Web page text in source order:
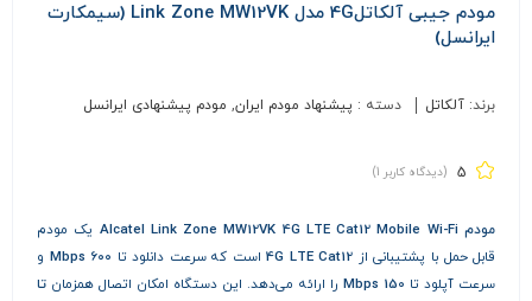
مودم جیبی آلکاتل4G مدل Link Zone MW12VK (سیمکارت
ایرانسل)
برند: آلکاتل دسته : پیشنهاد مودم ایران, مودم پیشنهادی ایرانسل
5 (دیدگاه کاربر 1
)
مودم Alcatel Link Zone MW12VK 4G LTE Cat12 Mobile Wi-Fi
یک مودم
قابل حمل با پشتیبانی از 4G LTE Cat12است که سرعت دانلود تا 600 Mbps
و
سرعت آپلود تا 150 Mbps را ارائه می‌دهد. این دستگاه امکان اتصال همزمان تا